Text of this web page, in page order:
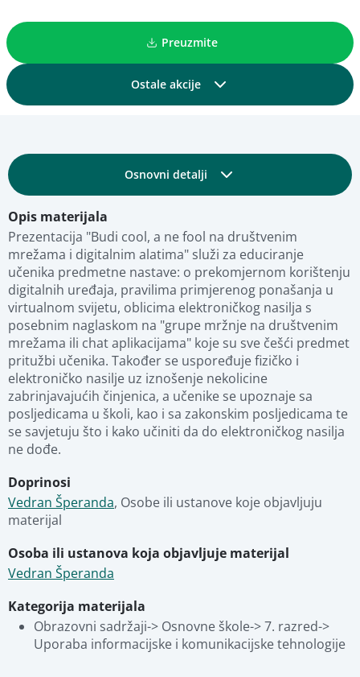
Preuzmite
Ostale akcije
Dodajte u kolekciju
Dodajte u favorite
Pregled materijala
Osnovni detalji
Obrazovni i tehnički detalji
Fotografije
Stručna ocjena
Povezani materijali
Opis materijala
Prezentacija "Budi cool, a ne fool na društvenim
mrežama i digitalnim alatima" služi za educiranje
učenika predmetne nastave: o prekomjernom korištenju
digitalnih uređaja, pravilima primjerenog ponašanja u
virtualnom svijetu, oblicima elektroničkog nasilja s
posebnim naglaskom na "grupe mržnje na društvenim
mrežama ili chat aplikacijama" koje su sve češći predmet
pritužbi učenika. Također se uspoređuje fizičko i
elektroničko nasilje uz iznošenje nekolicine
zabrinjavajućih činjenica, a učenike se upoznaje sa
posljedicama u školi, kao i sa zakonskim posljedicama te
se savjetuju što i kako učiniti da do elektroničkog nasilja
ne dođe.
Doprinosi
Vedran Šperanda, Osobe ili ustanove koje objavljuju
materijal
Osoba ili ustanova koja objavljuje materijal
Vedran Šperanda
Kategorija materijala
Obrazovni sadržaji-> Osnovne škole-> 7. razred->
Uporaba informacijske i komunikacijske tehnologije